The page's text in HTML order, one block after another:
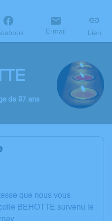
E-mail Lien
de 97 ans
que nous vous
BEHOTTE survenu le